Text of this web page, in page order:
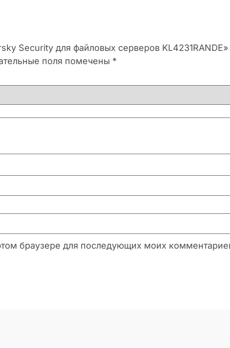
Security для файловых серверов KL4231RANDE»
поля помечены *
браузере для последующих моих